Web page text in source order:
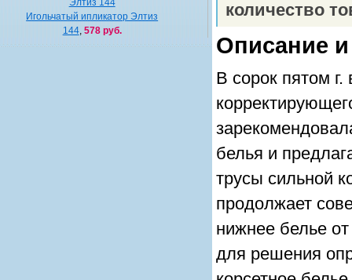
Игольчатый ипликатор Элтиз
144, 578 руб.
количество
Описание
В сорок пятом
белья и
трусы cильной
продолжает
нижнее белье
для решения